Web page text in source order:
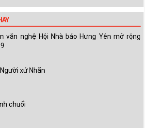
văn nghệ Hội Nhà báo Hưng Yên mở rộng
xứ Nhãn
chuối